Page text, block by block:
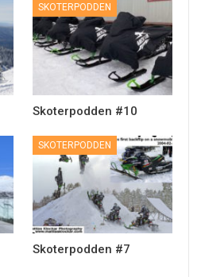
SKOTERPODDEN
Skoterpodden #10
SKOTERPODDEN
Skoterpodden #7